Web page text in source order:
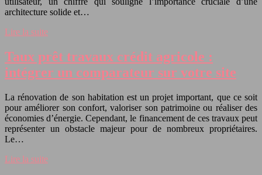
architecture solide et…
Lire la suite
Taux prêt travaux crédit agricole :
intégrer un comparateur sur votre site
La rénovation de son habitation est un projet important, que ce soit
pour améliorer son confort, valoriser son patrimoine ou réaliser des
économies d’énergie. Cependant, le financement de ces travaux peut
représenter un obstacle majeur pour de nombreux propriétaires.
Le…
Lire la suite